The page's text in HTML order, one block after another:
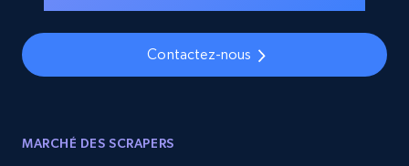
Contactez-nous
MARCHÉ DES SCRAPERS